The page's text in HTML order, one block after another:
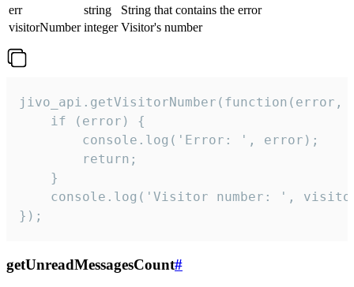
err
string
String that contains the error
visitorNumber integer Visitor's number
jivo_api.getVisitorNumber(function(error,
    if (error) {
        console.log('Error: ', error);
        return;
    }
console.log('Visitor number: ',
});
getUnreadMessagesCount#